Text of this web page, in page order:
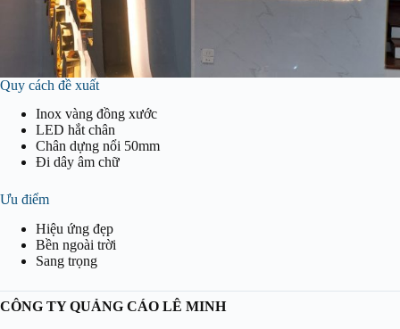
Quy cách đề xuất
Inox vàng đồng xước
LED hắt chân
Chân dựng nổi 50mm
Đi dây âm chữ
Ưu điểm
Hiệu ứng đẹp
Bền ngoài trời
Sang trọng
CÔNG TY QUẢNG CÁO LÊ MINH